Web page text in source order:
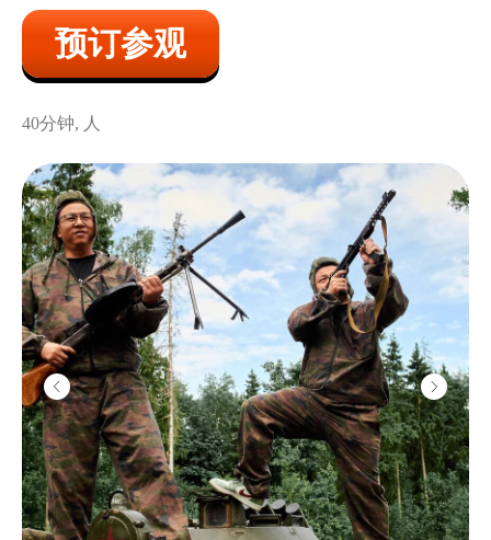
预订参观
40分钟, 人